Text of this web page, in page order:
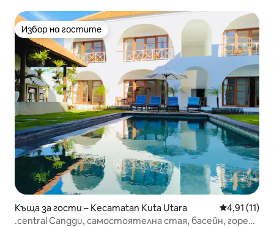
Избор на гостите
Избор на гостите
Къща за гости – Kecamatan Kuta Utara Средна
4,91 (11)
.central Canggu, самостоятелна стая, басейн, горещ